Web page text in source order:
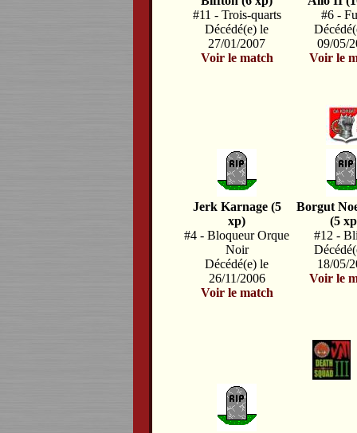
#11 - Trois-quarts
Décédé(e) le
27/01/2007
Voir le match
#6 -
09/05/
Voir le
Jerk Karnage (5
xp)
#4 - Bloqueur Orque
Noir
Décédé(e) le
26/11/2006
Voir le match
Borgut
(5
#12 -
18/05/
Voir le